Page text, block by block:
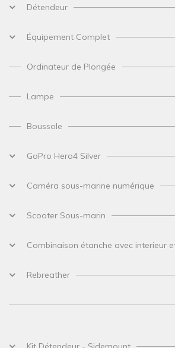
Détendeur
Équipement Complet
Ordinateur de Plongée
Lampe
Boussole
GoPro Hero4 Silver
Caméra sous-marine numérique
Scooter Sous-marin
Combinaison étanche avec interieur
Rebreather